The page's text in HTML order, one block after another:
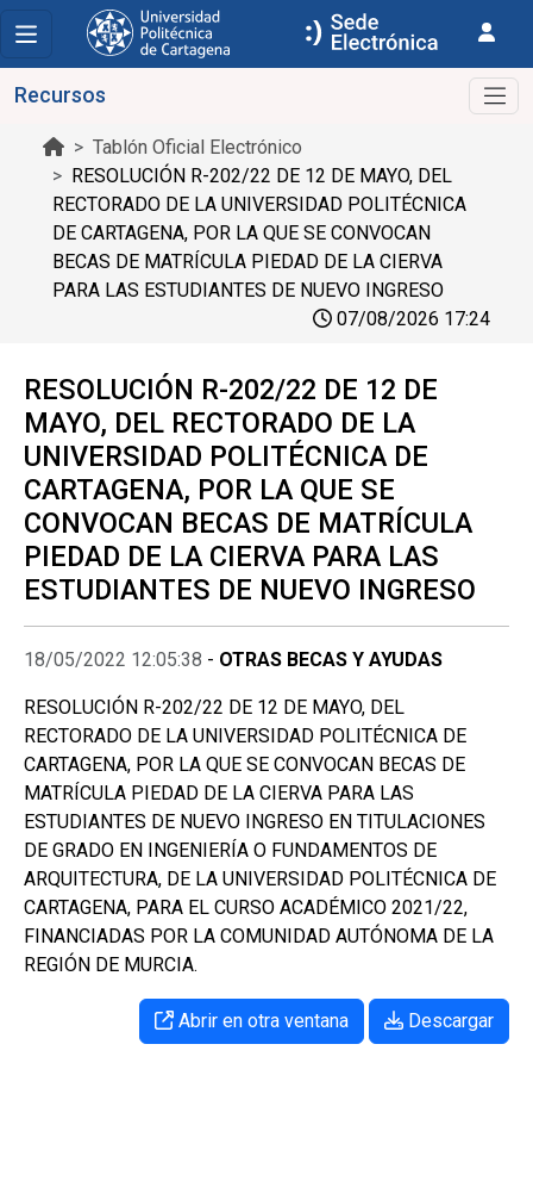
Tablón Oficial Electrónico
RESOLUCIÓN R-202/22 DE 12 DE MAYO, DEL
RECTORADO DE LA UNIVERSIDAD POLITÉCNICA
DE CARTAGENA, POR LA QUE SE CONVOCAN
BECAS DE MATRÍCULA PIEDAD DE LA CIERVA
PARA LAS ESTUDIANTES DE NUEVO INGRESO
07/08/2026 17:24
Recursos
RESOLUCIÓN R-202/22 DE 12 DE
MAYO, DEL RECTORADO DE LA
UNIVERSIDAD POLITÉCNICA DE
CARTAGENA, POR LA QUE SE
CONVOCAN BECAS DE MATRÍCULA
PIEDAD DE LA CIERVA PARA LAS
ESTUDIANTES DE NUEVO INGRESO
18/05/2022 12:05:38 - OTRAS BECAS Y AYUDAS
RESOLUCIÓN R-202/22 DE 12 DE MAYO, DEL
RECTORADO DE LA UNIVERSIDAD POLITÉCNICA DE
CARTAGENA, POR LA QUE SE CONVOCAN BECAS DE
MATRÍCULA PIEDAD DE LA CIERVA PARA LAS
ESTUDIANTES DE NUEVO INGRESO EN TITULACIONES
DE GRADO EN INGENIERÍA O FUNDAMENTOS DE
ARQUITECTURA, DE LA UNIVERSIDAD POLITÉCNICA DE
CARTAGENA, PARA EL CURSO ACADÉMICO 2021/22,
FINANCIADAS POR LA COMUNIDAD AUTÓNOMA DE LA
REGIÓN DE MURCIA.
Abrir en otra ventana Descargar